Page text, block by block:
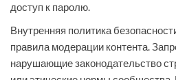
доступ к паролю.
Внутренняя политика
правила модерации контента.
нарушающие законодательство